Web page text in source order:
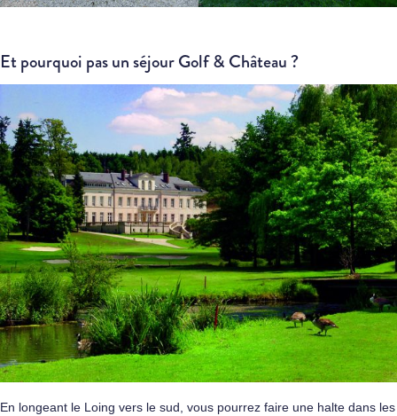
Et pourquoi pas un séjour Golf & Château ?
En longeant le Loing vers le sud, vous pourrez faire une halte dans les